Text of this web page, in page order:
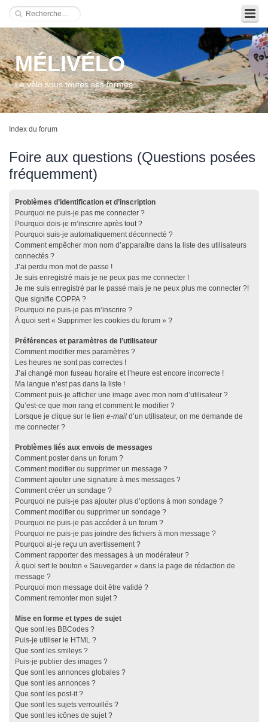
MÉLIVÉLO
Le vélo sous toutes ses formes
Index du forum
Foire aux questions (Questions posées
fréquemment)
Problèmes d’identification et d’inscription
Pourquoi ne puis-je pas me connecter ?
Pourquoi dois-je m’inscrire après tout ?
Pourquoi suis-je automatiquement déconnecté ?
Comment empêcher mon nom d’apparaître dans la liste des utilisateurs
connectés ?
J’ai perdu mon mot de passe !
Je suis enregistré mais je ne peux pas me connecter !
Je me suis enregistré par le passé mais je ne peux plus me connecter ?!
Que signifie COPPA ?
Pourquoi ne puis-je pas m’inscrire ?
À quoi sert « Supprimer les cookies du forum » ?
Préférences et paramètres de l’utilisateur
Comment modifier mes paramètres ?
Les heures ne sont pas correctes !
J’ai changé mon fuseau horaire et l’heure est encore incorrecte !
Ma langue n’est pas dans la liste !
Comment puis-je afficher une image avec mon nom d’utilisateur ?
Qu’est-ce que mon rang et comment le modifier ?
Lorsque je clique sur le lien e-mail d’un utilisateur, on me demande de
me connecter ?
Problèmes liés aux envois de messages
Comment poster dans un forum ?
Comment modifier ou supprimer un message ?
Comment ajouter une signature à mes messages ?
Comment créer un sondage ?
Pourquoi ne puis-je pas ajouter plus d’options à mon sondage ?
Comment modifier ou supprimer un sondage ?
Pourquoi ne puis-je pas accéder à un forum ?
Pourquoi ne puis-je pas joindre des fichiers à mon message ?
Pourquoi ai-je reçu un avertissement ?
Comment rapporter des messages à un modérateur ?
À quoi sert le bouton « Sauvegarder » dans la page de rédaction de
message ?
Pourquoi mon message doit être validé ?
Comment remonter mon sujet ?
Mise en forme et types de sujet
Que sont les BBCodes ?
Puis-je utiliser le HTML ?
Que sont les smileys ?
Puis-je publier des images ?
Que sont les annonces globales ?
Que sont les annonces ?
Que sont les post-it ?
Que sont les sujets verrouillés ?
Que sont les icônes de sujet ?